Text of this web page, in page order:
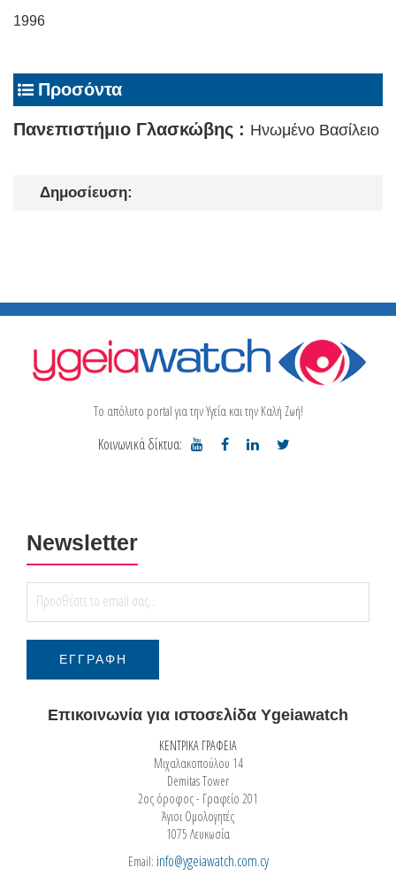
1996
Προσόντα
Πανεπιστήμιο Γλασκώβης : Ηνωμένο Βασίλειο
Δημοσίευση:
Το απόλυτο portal για την Υγεία και την Καλή Ζωή!
Κοινωνικά δίκτυα:
Newsletter
Επικοινωνία για ιστοσελίδα Ygeiawatch
ΚΕΝΤΡΙΚΑ ΓΡΑΦΕΙΑ
Μιχαλακοπούλου 14
Demitas Tower
2ος όροφος - Γραφείο 201
Άγιοι Ομολογητές
1075 Λευκωσία
Email: info@ygeiawatch.com.cy